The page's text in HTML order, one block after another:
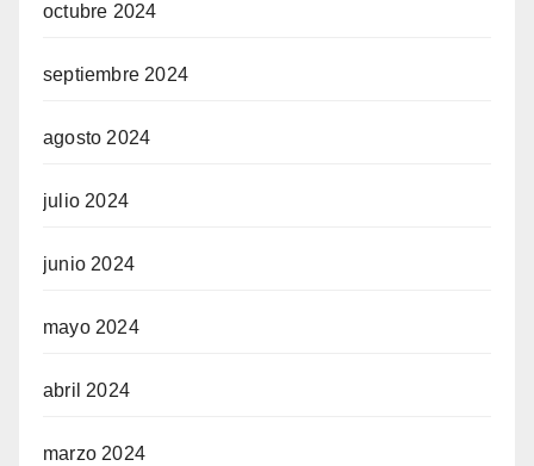
octubre 2024
septiembre 2024
agosto 2024
julio 2024
junio 2024
mayo 2024
abril 2024
marzo 2024